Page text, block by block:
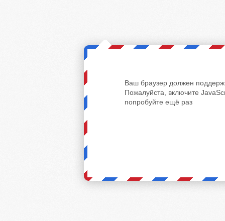
Ваш браузер должен
Пожалуйста, включите
попробуйте ещё раз